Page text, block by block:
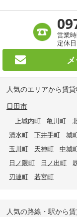
営業
定休
人気のエリアから賃
日田市
上城内町 亀川町
清水町
下井手町 城
玉川町
天神町 中城
日ノ隈町
日ノ出町
刃連町
若宮町
人気の路線・駅から